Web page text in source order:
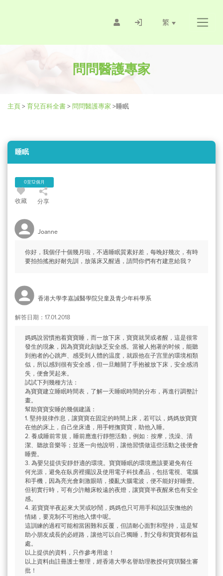
繁
問問醫護專家
主頁> 育兒百科全書> 問問醫護專家 >睡眠
睡眠
0至12個月
收藏 分享
Joanne
你好，我個仔十個幾月啦，不過睡眠質素好差，每晚好幾次，有時
要拍拍搖抱好耐先訓，放落床又醒過，請問你們有冇建意給我？
香港大學李嘉誠醫學院兒童及青少年科學系
解答日期：17.01.2018
媽媽說習慣抱着寶寶睡，而一放下床，寶寶就哭或者醒，這是很常
發生的現象，因為寶寶此刻缺乏安全感。當被人抱著的时候，能聽
到抱者的心跳声、感受到人體的温度，就跟他在子宫里的環境相類
似，所以感到很有安全感，但一旦離開了手抱被放下床，安全感消
失，便會哭起来。
試試下列幾種方法：
為寶寶建立睡眠時間表，了解一天睡眠時間的分布，再進行調整計
畫。
幫助寶寶安睡的幾個建議：
1. 堅持規律作息，讓寶寶在固定的時間上床，若可以，媽媽放寶寶
在他的床上，自己坐床邊，用手輕撫寶寶，助他入睡。
2. 養成睡前常規，睡前應進行靜態活動，例如﹕按摩，洗澡、清
潔、聽故音樂等；並逐一向他說明，讓他習慣做這些活動之後便會
睡覺。
3. 為嬰兒提供安靜舒適的環境。寶寶睡眠的環境應該要避免有任
何光源，避免在臥房裡擺設及使用電子科技產品，包括電視、電腦
和手機，因為亮光會刺激眼睛，擾亂大腦電波，便不能好好睡覺。
但初實行時，可有少許離床較遠的夜燈，讓寶寶半夜醒來也有安全
感。
4. 若寶寶半夜起來大哭或吵鬧，媽媽也只可用手和說話安撫他的
情緒，要克制不可抱他入懷中呢。
這訓練的過程可能相當困難和反覆，但請耐心面對和堅持，這是幫
助小朋友成長的必經路，讓他可以自己獨睡，對父母和寶寶都有益
處。
以上提供的資料，只作參考用途！
以上資料由註冊護士整理，經香港大學名譽助理教授何寶琪醫生審
批！